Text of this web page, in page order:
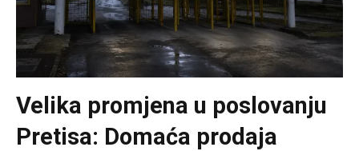
Velika promjena u poslovanju
Pretisa: Domaća prodaja